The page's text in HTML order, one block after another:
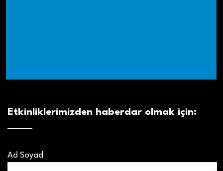
Etkinliklerimizden haberdar olmak için:
Ad Soyad